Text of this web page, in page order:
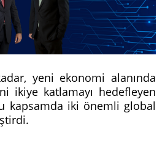
yeni ekonomi alanında
ikiye katlamayı hedefleyen
kapsamda iki önemli global